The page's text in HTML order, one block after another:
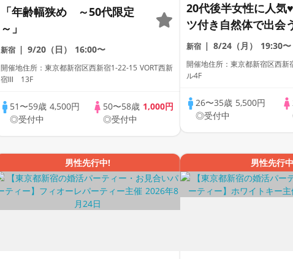
「年齢幅狭め ～50代限定
～」
新宿 9/20（日） 16:00〜
開催地住所：東京都新宿区西新宿1-22-15 VORT西新
宿Ⅲ 13F
51〜59歳 4,500円
◎受付中
50〜58歳 1,000円
◎受付中
20代後半女性に人気
ツ付き自然体で出会
後半メイン｜同世代
グ個室スタイル/
AI Matching/マッチ
新宿 8/24（月） 19:30〜
開催地住所：東京都新宿区西
ル4F
26〜35歳 5,500円
◎受付中
男性先行中! 男性先行